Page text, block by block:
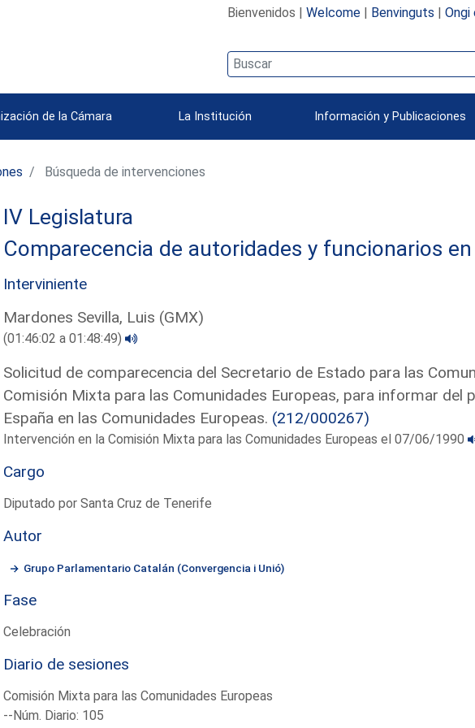
Bienvenidos | Welcome| Benvinguts | Ongi
de la Cámara La Institución Información y Publicaciones
Búsqueda de intervenciones
IV Legislatura
Comparecencia de autoridades y funcionarios
Interviniente
Mardones Sevilla, Luis (GMX)
(01:46:02 a 01:48:49)
Solicitud de comparecencia del Secretario de Estado para las
Comisión Mixta para las Comunidades Europeas, para informar del
España en las Comunidades Europeas. (212/000267)
Intervención en la Comisión Mixta para las Comunidades Europeas el 07/06/1990
Cargo
Diputado por Santa Cruz de Tenerife
Autor
Grupo Parlamentario Catalán (Convergencia i Unió)
Fase
Celebración
Diario de sesiones
Comisión Mixta para las Comunidades Europeas
--Núm. Diario: 105